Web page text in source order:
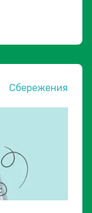
Сбережения